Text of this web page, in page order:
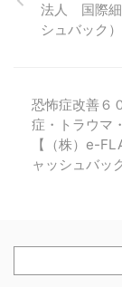
法人 国際細
シュバック）
恐怖症改善６
症・トラウマ
【（株）e-
ャッシュバッ